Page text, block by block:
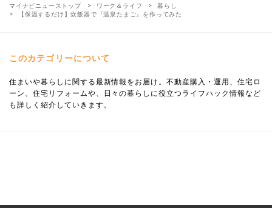
マイナビニューストップ ワーク＆ライフ
暮らし
【保温するだけ】炊飯器で『温泉たまご』を作ってみた
このカテゴリーについて
住まいや暮らしに関する最新情報をお届け。不動産購入・運用、住宅ロ
ーン、住宅リフォームや、日々の暮らしに役立つライフハック情報など
も詳しく紹介していきます。